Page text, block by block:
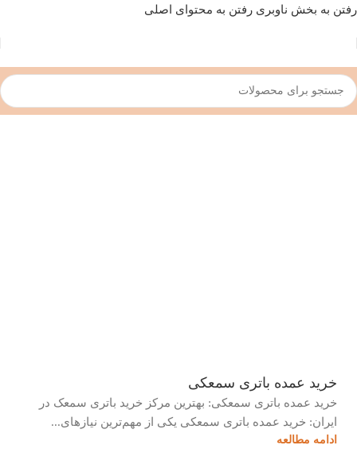
رفتن به بخش ناوبری رفتن به محتوای اصلی
خرید عمده باتری سمعکی
خرید عمده باتری سمعکی: بهترین مرکز خرید باتری سمعک در
ایران: خرید عمده باتری سمعکی یکی از مهم‌ترین نیازهای...
ادامه مطالعه